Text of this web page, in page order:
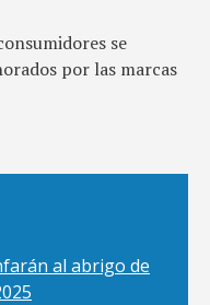
se
por las marcas
al abrigo de